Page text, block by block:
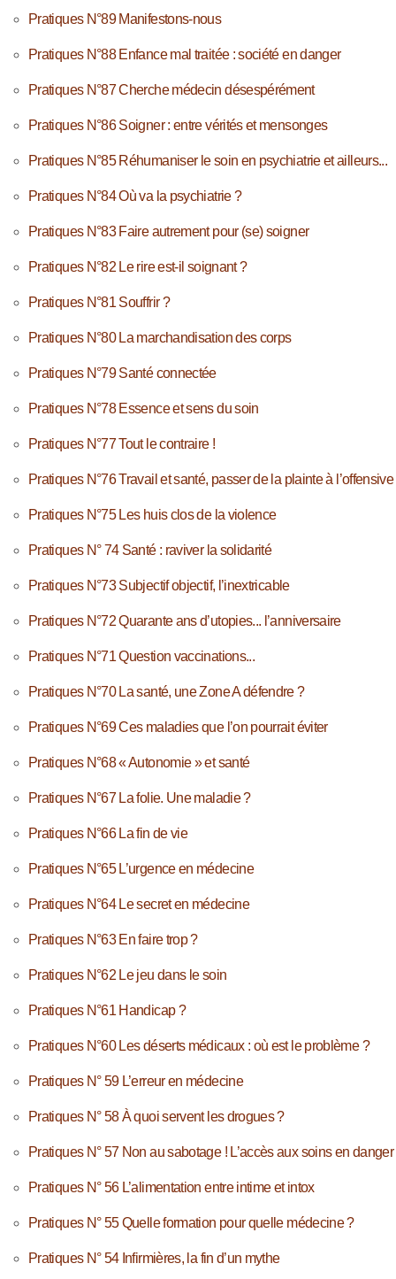
Pratiques N°89 Manifestons-nous
Pratiques N°88 Enfance mal traitée : société en danger
Pratiques N°87 Cherche médecin désespérément
Pratiques N°86 Soigner : entre vérités et mensonges
Pratiques N°85 Réhumaniser le soin en psychiatrie et ailleurs...
Pratiques N°84 Où va la psychiatrie ?
Pratiques N°83 Faire autrement pour (se) soigner
Pratiques N°82 Le rire est-il soignant ?
Pratiques N°81 Souffrir ?
Pratiques N°80 La marchandisation des corps
Pratiques N°79 Santé connectée
Pratiques N°78 Essence et sens du soin
Pratiques N°77 Tout le contraire !
Pratiques N°76 Travail et santé, passer de la plainte à l’offensive
Pratiques N°75 Les huis clos de la violence
Pratiques N° 74 Santé : raviver la solidarité
Pratiques N°73 Subjectif objectif, l’inextricable
Pratiques N°72 Quarante ans d’utopies... l’anniversaire
Pratiques N°71 Question vaccinations...
Pratiques N°70 La santé, une Zone A défendre ?
Pratiques N°69 Ces maladies que l’on pourrait éviter
Pratiques N°68 « Autonomie » et santé
Pratiques N°67 La folie. Une maladie ?
Pratiques N°66 La fin de vie
Pratiques N°65 L’urgence en médecine
Pratiques N°64 Le secret en médecine
Pratiques N°63 En faire trop ?
Pratiques N°62 Le jeu dans le soin
Pratiques N°61 Handicap ?
Pratiques N°60 Les déserts médicaux : où est le problème ?
Pratiques N° 59 L’erreur en médecine
Pratiques N° 58 À quoi servent les drogues ?
Pratiques N° 57 Non au sabotage ! L’accès aux soins en danger
Pratiques N° 56 L’alimentation entre intime et intox
Pratiques N° 55 Quelle formation pour quelle médecine ?
Pratiques N° 54 Infirmières, la fin d’un mythe